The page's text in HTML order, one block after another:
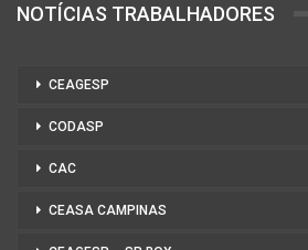
NOTÍCIAS TRABALHADORES
CEAGESP
CODASP
CAC
CEASA CAMPINAS